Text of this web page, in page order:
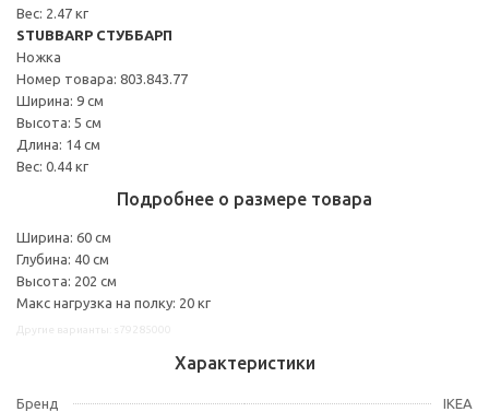
Вес: 2.47 кг
STUBBARP СТУББАРП
Ножка
Номер товара: 803.843.77
Ширина: 9 см
Высота: 5 см
Длина: 14 см
Вес: 0.44 кг
Подробнее о размере товара
Ширина: 60 см
Глубина: 40 см
Высота: 202 см
Макс нагрузка на полку: 20 кг
Характеристики
Бренд
IKEA